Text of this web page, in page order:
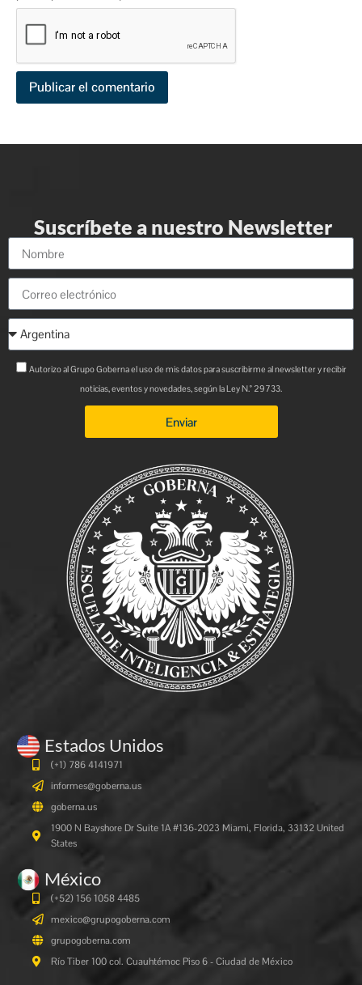
Suscríbete a nuestro Newsletter
Autorizo al Grupo Goberna el uso de mis datos para suscribirme al newsletter y recibir
noticias, eventos y novedades, según la Ley N.° 29733.
Enviar
Estados Unidos
(+1) 786 4141971
informes@goberna.us
goberna.us
1900 N Bayshore Dr Suite 1A #136-2023 Miami, Florida, 33132 United
States
México
(+52) 156 1058 4485
mexico@grupogoberna.com
grupogoberna.com
Río Tiber 100 col. Cuauhtémoc Piso 6 - Ciudad de México